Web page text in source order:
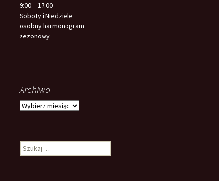
9:00 – 17:00
Soboty i Niedziele
osobny harmonogram
sezonowy
Archiwa
Archiwa
Szukaj: